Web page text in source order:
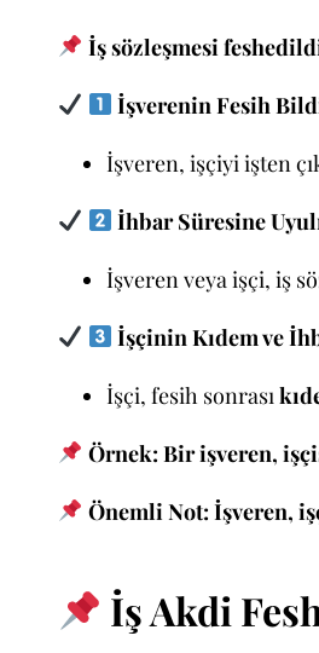
İş sözleşmesi
İşverenin Fesih
İşveren, işçiyi işten
İhbar Süresine
İşveren veya işçi, iş
İşçinin Kıdem ve
İşçi, fesih sonrası
Örnek: Bir işveren,
Önemli Not: İşveren,
İş Akdi